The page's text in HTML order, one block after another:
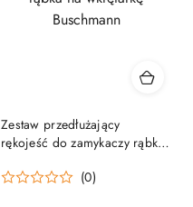
Zestaw przedłużający
rękojeść do zamykaczy rąbka
(0)